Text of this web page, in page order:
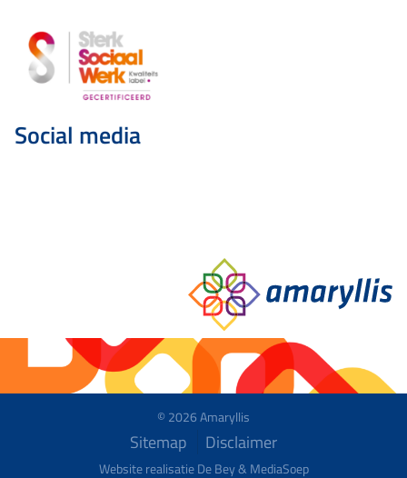
Social media
© 2026 Amaryllis
Sitemap Disclaimer
Website realisatie De Bey & MediaSoep